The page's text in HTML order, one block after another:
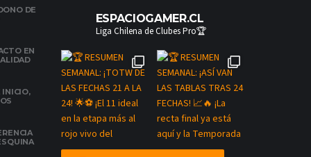
DE
EN
INICIO,
ESPACIOGAMER.CL
Liga Chilena de Clubes Pro🏆